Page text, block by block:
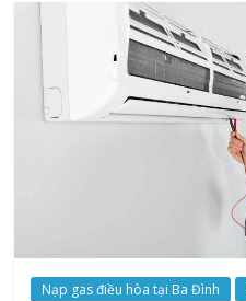
Nạp gas điều hòa tại Ba Đình